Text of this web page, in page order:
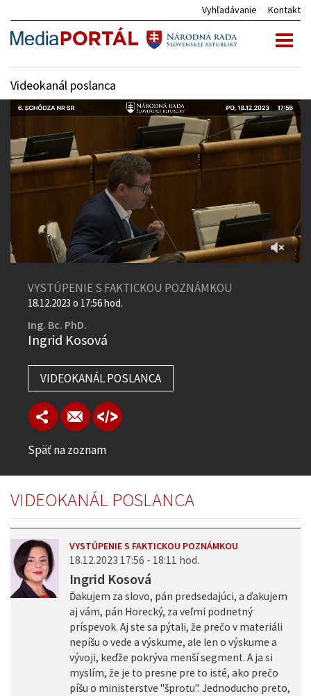
Vyhľadávanie Kontakt
Videokanál poslanca
10:08:06
VYSTÚPENIE S FAKTICKOU POZNÁMKOU
18.12.2023 o 17:56 hod.
Ing. Bc. PhD.
Ingrid Kosová
VIDEOKANÁL POSLANCA
Späť na zoznam
VIDEOKANÁL POSLANCA
VYSTÚPENIE S FAKTICKOU POZNÁMKOU
18.12.2023 17:56 - 18:11 hod.
Ingrid Kosová
Ďakujem za slovo, pán predsedajúci, a ďakujem
aj vám, pán Horecký, za veľmi podnetný
príspevok. Aj ste sa pýtali, že prečo v materiáli
nepíšu o vede a výskume, ale len o výskume a
vývoji, keďže pokrýva menší segment. A ja si
myslím, že je to presne pre to isté, ako prečo
píšu o ministerstve "šprotu". Jednoducho preto,